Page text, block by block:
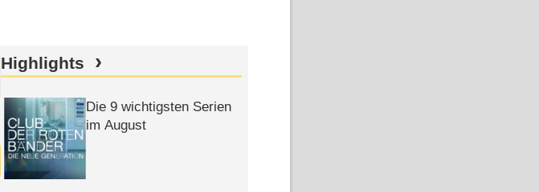
Highlights
Die 9 wichtigsten Serien
im August